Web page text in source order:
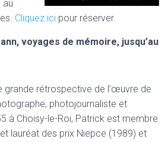
au
Cliquez ici pour réserver.
voyages de mémoire, jusqu’au
grande rétrospective de l’œuvre de
photojournaliste et
à Choisy-le-Roi, Patrick est membre
lauréat des prix Niepce (1989) et